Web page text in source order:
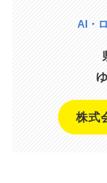
AI・
株式